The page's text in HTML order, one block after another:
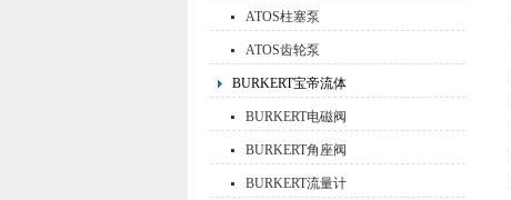
ATOS柱塞泵
ATOS齿轮泵
BURKERT宝帝流体
BURKERT电磁阀
BURKERT角座阀
BURKERT流量计